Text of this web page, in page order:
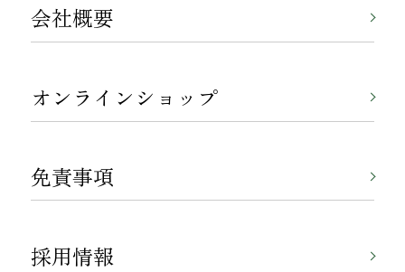
会社概要
オンラインショップ
免責事項
採用情報